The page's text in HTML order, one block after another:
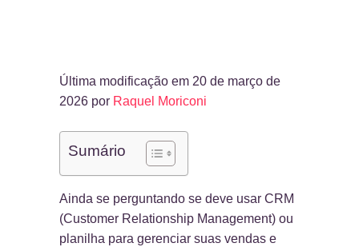
Última modificação em 20 de março de
2026 por Raquel Moriconi
Sumário
Ainda se perguntando se deve usar CRM
(Customer Relationship Management) ou
planilha para gerenciar suas vendas e